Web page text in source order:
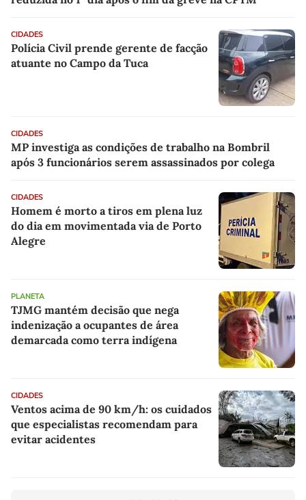
CIDADES
Polícia Civil prende gerente de facção
atuante no Campo da Tuca
CIDADES
MP investiga as condições de trabalho na Bombril
após 3 funcionários serem assassinados por colega
CIDADES
Homem é morto a tiros em plena luz
do dia em movimentada via de Porto
Alegre
PLANETA
TJMG mantém decisão que nega
indenização a ocupantes de área
demarcada como terra indígena
CIDADES
Ventos acima de 90 km/h: os cuidados
que especialistas recomendam para
evitar acidentes